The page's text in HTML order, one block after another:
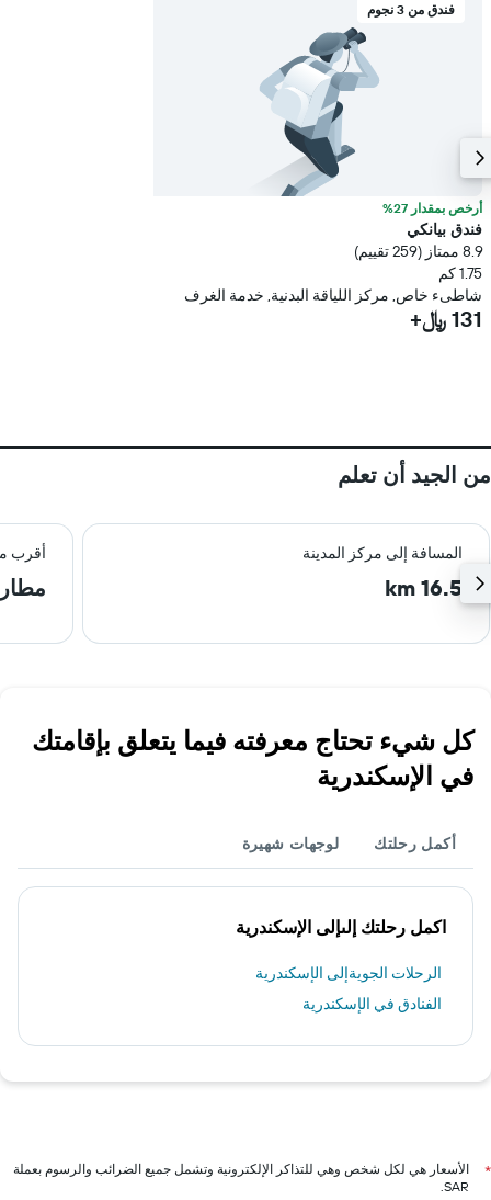
فندق من 3 نجوم
أرخص بمقدار 27%
فندق بيانكي
8.9 ممتاز (259 تقييم)
1.75 كم
شاطىء خاص, مركز اللياقة البدنية, خدمة الغرف
131 ﷼+
من الجيد أن تعلم
المسافة إلى مركز المدينة أقرب
16.5 km
كل شيء تحتاج معرفته فيما يتعلق بإقامتك
في الإسكندرية
أكمل رحلتك لوجهات شهيرة
اكمل رحلتك إلىإلى الإسكندرية
الرحلات الجويةإلى الإسكندرية
الفنادق في الإسكندرية
*
الأسعار هي لكل شخص وهي للتذاكر الإلكترونية وتشمل جميع الضرائب والرسوم بعملة
SAR.